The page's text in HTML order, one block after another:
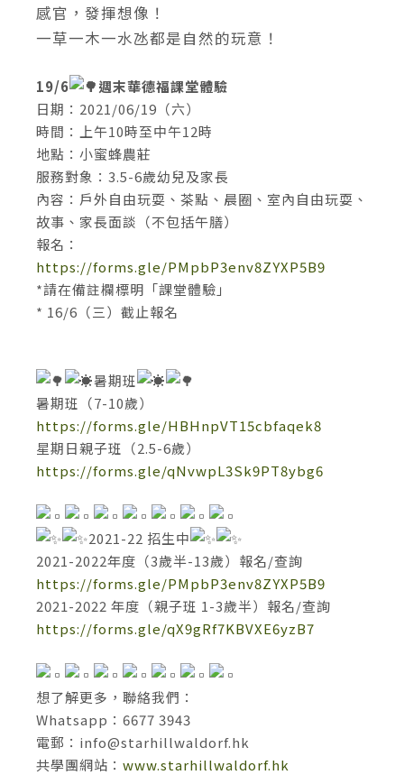
感官，發揮想像！
一草一木一水氹都是自然的玩意！
19/6
週末華德福課堂體驗
日期：2021/06/19（六）
時間：上午10時至中午12時
地點：小蜜蜂農莊
服務對象：3.5-6歲幼兒及家長
內容：戶外自由玩耍、茶點、晨圈、室內自由玩耍、
故事、家長面談（不包括午膳）
報名：
https://forms.gle/PMpbP3env8ZYXP5B9
*請在備註欄標明「課堂體驗」
* 16/6（三）截止報名
暑期班
暑期班（7-10歲）
https://forms.gle/HBHnpVT15cbfaqek8
星期日親子班（2.5-6歲）
https://forms.gle/qNvwpL3Sk9PT8ybg6
2021-22 招生中
2021-2022年度（3歲半-13歲）報名/查詢
https://forms.gle/PMpbP3env8ZYXP5B9
2021-2022 年度（親子班 1-3歲半）報名/查詢
https://forms.gle/qX9gRf7KBVXE6yzB7
想了解更多，聯絡我們：
Whatsapp：6677 3943
電郵： info@starhillwaldorf.hk
共學團網站： www.starhillwaldorf.hk